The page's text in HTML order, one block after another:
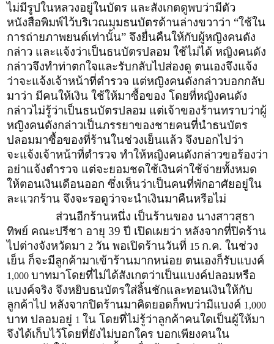
ไม่มีรูปในหลวงอยู่ในบัตร และสังเกตดูพบว่ามีตัว
หนังสือพิมพ์ไว้บริเวณมุมธนบัตรด้านล่างขวาว่า “ใช้ใน
การถ่ายภาพยนต์เท่านั้น” จึงยื่นคืนให้กับผู้หญิงคนดัง
กล่าว และแจ้งว่าเป็นธนบัตรปลอม ใช้ไม่ได้ หญิงคนดัง
กล่าวจึงทำท่าตกใจและรับกลับไปส่องดู ตนเองจึงแจ้ง
ว่าจะแจ้งเจ้าหน้าที่ตำรวจ แต่หญิงคนดังกล่าวบอกกลับ
มาว่า มีคนให้เงิน ใช้ให้มาซื้อของ โดยที่หญิงคนดัง
กล่าวไม่รู้ว่าเป็นธนบัตรปลอม แต่เจ้าของร้านทราบว่าผู้
หญิงคนดังกล่าวเป็นภรรยาของชายคนที่นำธนบัตร
ปลอมมาซื้อของที่ร้านในช่วงเย็นแล้ว จึงบอกไปว่า
จะแจ้งเจ้าหน้าที่ตำรวจ ทำให้หญิงคนดังกล่าวขอร้องว่า
อย่าแจ้งตำรวจ แต่จะยอมชดใช้เงินค่าใช้จ่ายทั้งหมด
ให้ตอนเงินเดือนออก ซึ่งเห็นว่าเป็นคนที่พักอาศัยอยู่ใน
ละแวกร้าน จึงจะรอดูว่าจะนำเงินมาคืนหรือไม่
ส่วนอีกร้านหนึ่ง เป็นร้านของ นางสาวสุธา
ทิพย์ คณะปรีชา อายุ 39 ปี เปิดเผยว่า หลังจากที่ปิดร้าน
ไปต่างจังหวัดมา 2 วัน พอเปิดร้านวันที่ 15 ก.ค. ในช่วง
เย็น ก็จะมีลูกค้ามาเข้าร้านมากหน่อย ตนเองก็รับแบงค์
1,000 บาทมาโดยที่ไม่ได้สังเกตว่าเป็นแบงค์ปลอมหรือ
แบงค์จริง จึงหยิบธนบัตรใส่ลิ้นชักและทอนเงินให้กับ
ลูกค้าไป หลังจากปิดร้านมาคิดยอดก็พบว่ามีแบงค์ 1,000
บาท ปลอมอยู่ 1 ใน โดยที่ไม่รู้ว่าลูกค้าคนใดเป็นผู้ให้มา
จึงได้เก็บไว้โดยที่ยังไม่บอกใคร บอกเพียงคนใน